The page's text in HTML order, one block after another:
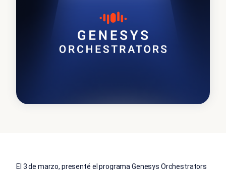
El 3 de marzo, presenté el programa Genesys Orchestrators